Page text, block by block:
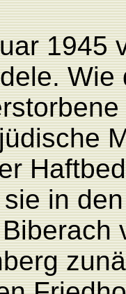
1945
in